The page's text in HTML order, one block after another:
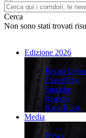
Cerca
Non sono stati trovati
Edizione 2026
Edizione
Recap Corsa
Classifiche
Squadre
Regioni
Race Book
Media
Media
News